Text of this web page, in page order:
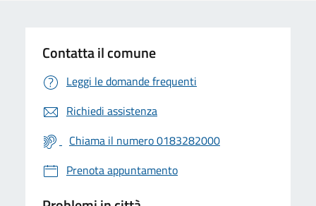
Contatta il comune
Leggi le domande frequenti
Richiedi assistenza
Chiama il numero 0183282000
Prenota appuntamento